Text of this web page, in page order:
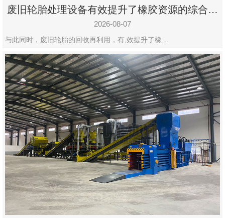
设
有
限
公
司
豫
ICP
备
19020390
号-1
废旧轮胎处理设备有效提升了橡胶资源的综合利
用率
2026-08-07
与此同时，废旧轮胎的回收再利用，有,效提升了橡…